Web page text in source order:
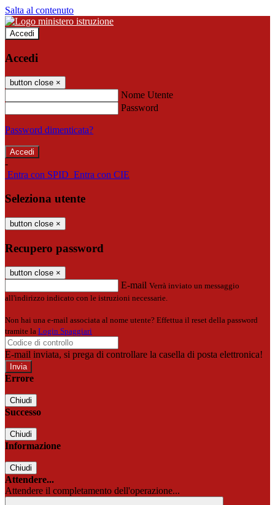
Salta al contenuto
Accedi
Accedi
button close ×
Nome Utente
Password
Password dimenticata?
-
Entra con SPID Entra con CIE
Seleziona utente
button close ×
Recupero password
button close ×
E-mail Verrà inviato un messaggio
all'indirizzo indicato con le istruzioni necessarie.
Non hai una e-mail associata al nome utente? Effettua il reset della password
tramite la Login Spaggiari
E-mail inviata, si prega di controllare la casella di posta elettronica!
Errore
Chiudi
Successo
Chiudi
Informazione
Chiudi
Attendere...
Attendere il completamento dell'operazione...